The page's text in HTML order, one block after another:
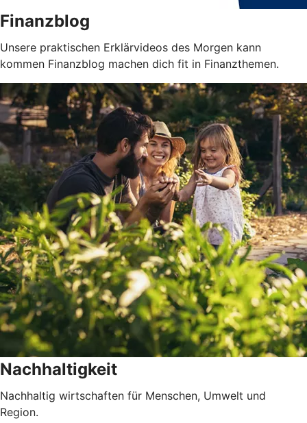
Finanzblog
Unsere praktischen Erklärvideos des Morgen kann
kommen Finanzblog machen dich fit in Finanzthemen.
Nachhaltigkeit
Nachhaltig wirtschaften für Menschen, Umwelt und
Region.